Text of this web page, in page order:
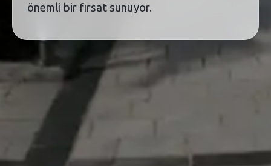
önemli bir fırsat sunuyor.